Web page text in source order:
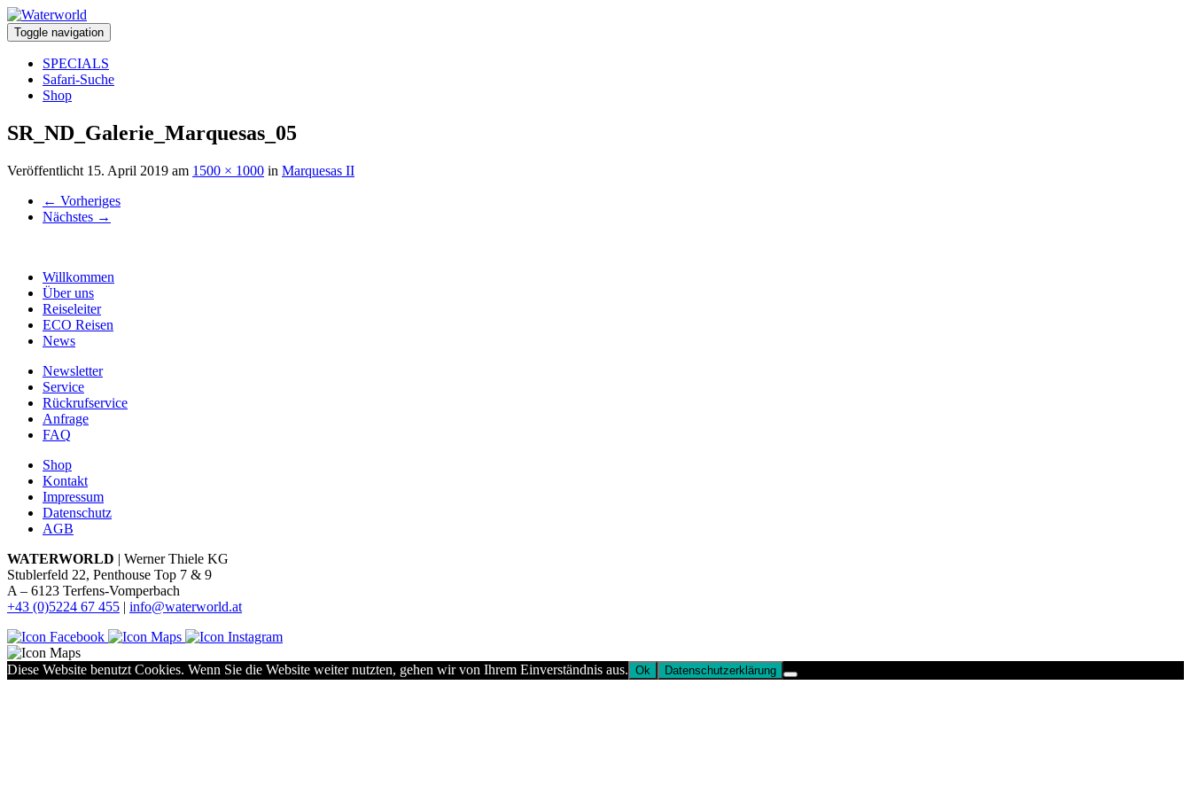
Toggle navigation
SPECIALS
Safari-Suche
Shop
SR_ND_Galerie_Marquesas_05
Veröffentlicht 15. April 2019 am 1500 × 1000 in Marquesas II
← Vorheriges
Nächstes →
Willkommen
Über uns
Reiseleiter
ECO Reisen
News
Newsletter
Service
Rückrufservice
Anfrage
FAQ
Shop
Kontakt
Impressum
Datenschutz
AGB
WATERWORLD | Werner Thiele KG
Stublerfeld 22, Penthouse Top 7 & 9
A – 6123 Terfens-Vomperbach
+43 (0)5224 67 455 | info@waterworld.at
Diese Website benutzt Cookies. Wenn Sie die Website weiter nutzten, gehen wir von Ihrem Einverständnis aus. Ok Datenschutzerklärung